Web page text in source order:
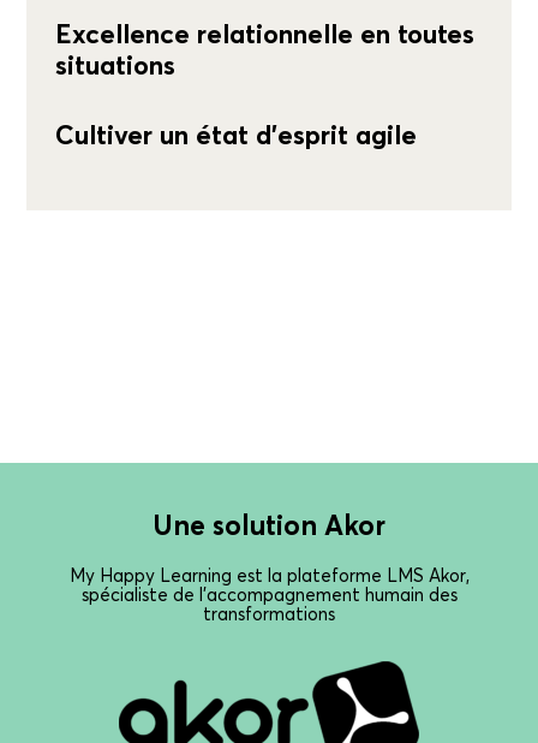
Excellence relationnelle en toutes
situations
Cultiver un état d’esprit agile
Une solution Akor
My Happy Learning est la plateforme LMS Akor,
spécialiste de l’accompagnement humain des
transformations